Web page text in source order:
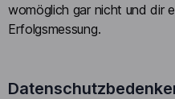
womöglich gar nicht und dir
Erfolgsmessung.